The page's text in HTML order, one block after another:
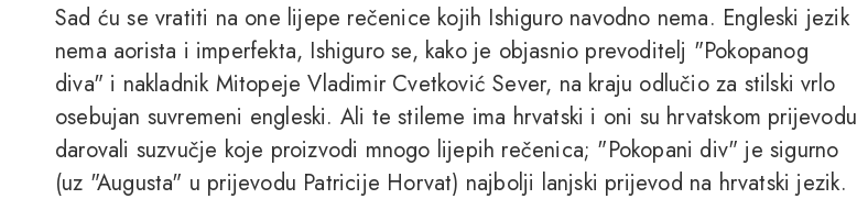
Sad ću se vratiti na one lijepe rečenice kojih Ishiguro navodno nema. Engleski jezik
nema aorista i imperfekta, Ishiguro se, kako je objasnio prevoditelj "Pokopanog
diva" i nakladnik Mitopeje Vladimir Cvetković Sever, na kraju odlučio za stilski vrlo
osebujan suvremeni engleski. Ali te stileme ima hrvatski i oni su hrvatskom prijevodu
darovali suzvučje koje proizvodi mnogo lijepih rečenica; "Pokopani div" je sigurno
(uz "Augusta" u prijevodu Patricije Horvat) najbolji lanjski prijevod na hrvatski jezik.